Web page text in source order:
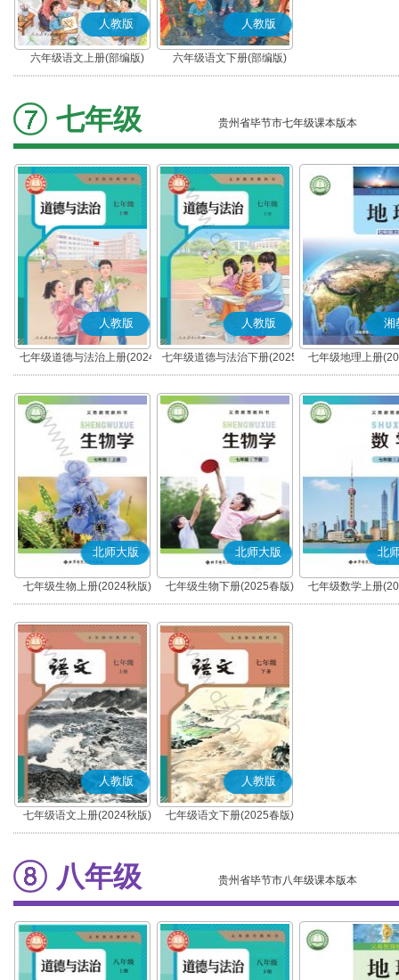
人教版
六年级语文上册(部编版)
人教版
六年级语文下册(部编版)
七年级 贵州省毕节市七年级课本版本
人教版
七年级道德与法治上册(2024
秋版)(部编版)
人教版
七年级道德与法治下册(2025
春版)(部编版)
湘
七年级地理上册
北师大版
七年级生物上册(2024秋版)
北师大版
七年级生物下册(2025春版)
北
七年级数学上册
人教版
七年级语文上册(2024秋版)
(部编版)
人教版
七年级语文下册(2025春版)
(部编版)
八年级 贵州省毕节市八年级课本版本